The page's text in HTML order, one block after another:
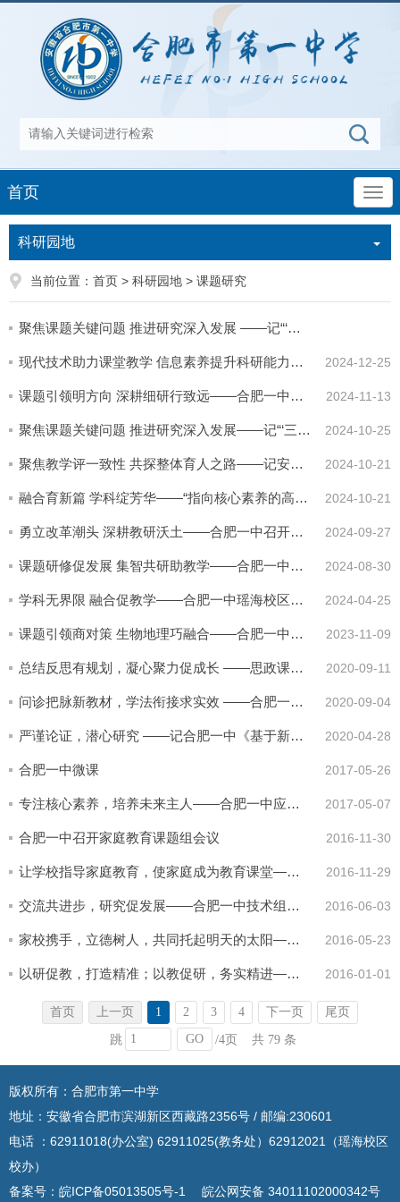
首页
科研园地
当前位置： 首页 > 科研园地 > 课题研究
聚焦课题关键问题 推进研究深入发展 ——记“‘三新’背景下高中青年教师专业素养提升的实践研究”课题推进会
现代技术助力课堂教学 信息素养提升科研能力——2024年合肥一中教育信息技术课题开题论证会顺利举行 2024-12-25
课题引领明方向 深耕细研行致远——合肥一中生物学科组省级课题《教学评一体化视域下高中生物学过程性评价的实践研究》开题... 2024-11-13
聚焦课题关键问题 推进研究深入发展——记“‘三新’背景下高中青年教师专业素养提升的实践研究”课题推进会 2024-10-25
聚焦教学评一致性 共探整体育人之路——记安徽省教育规划课题组《单元整体性视角下高中地理“教学评”一致性理论与实践研究》... 2024-10-21
融合育新篇 学科绽芳华——“指向核心素养的高中地理学和生物学学科融合实践研究”课题的校本课程教材编写推进会 2024-10-21
勇立改革潮头 深耕教研沃土——合肥一中召开市级立项课题中期检查暨教科研项目研究能力提升培训会 2024-09-27
课题研修促发展 集智共研助教学——合肥一中高二化学组参加暑期学科培训活动 2024-08-30
学科无界限 融合促教学——合肥一中瑶海校区《指向核心素养的高中地理和生物学科融合实践研究》课题课例研讨活动 2024-04-25
课题引领商对策 生物地理巧融合——合肥一中瑶海校区开展《指向核心素养的高中地理和生物学科融合实践研究》中期研讨会 2023-11-09
总结反思有规划，凝心聚力促成长 ——思政课教师专业化发展省级课题会在合肥一中举行 2020-09-11
问诊把脉新教材，学法衔接求实效 ——合肥一中参与的市级课题《初中道德与法治和高中思想政治课教学衔接的实践研究》圆满结题 2020-09-04
严谨论证，潜心研究 ——记合肥一中《基于新课标的数学建模能力评价的实践研究》课题推进会议 2020-04-28
合肥一中微课 2017-05-26
专注核心素养，培养未来主人——合肥一中应邀参加全国中小学生核心素养培养拓展性课程开发学术研讨会 2017-05-07
合肥一中召开家庭教育课题组会议 2016-11-30
让学校指导家庭教育，使家庭成为教育课堂——合肥一中参加《新时期中小学家庭教育立德树人的综合研究》子课题后期研究交流会 2016-11-29
交流共进步，研究促发展——合肥一中技术组赴合肥北城中学开展课题交流活动 2016-06-03
家校携手，立德树人，共同托起明天的太阳——合肥一中参加教育部关工委课题交流会 2016-05-23
以研促教，打造精准；以教促研，务实精进——记合肥一中高二数学教研组沐方华老师课题中期汇报 2016-01-01
首页 上一页 1 2 3 4 下一页 尾页
跳 GO /4页 共 79 条
版权所有：合肥市第一中学
地址：安徽省合肥市滨湖新区西藏路2356号 / 邮编:230601
电话 ：62911018(办公室) 62911025(教务处）62912021（瑶海校区
校办）
备案号： 皖ICP备05013505号-1 皖公网安备 34011102000342号